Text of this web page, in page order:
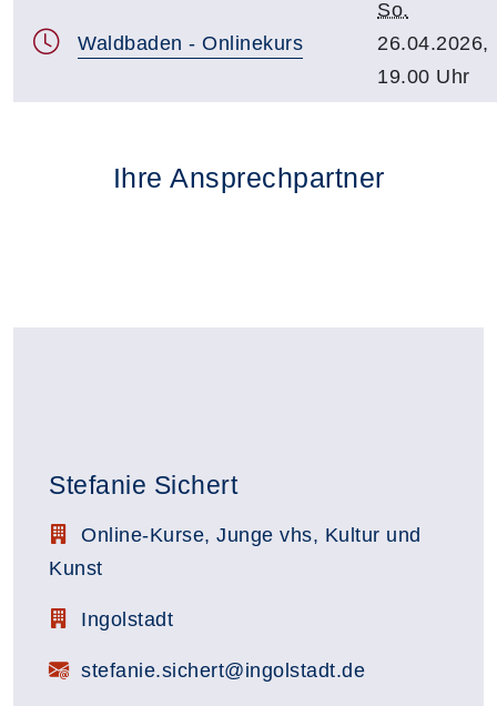
Waldbaden - Onlinekurs
So.
26.04.2026,
19.00 Uhr
Ihre Ansprechpartner
Stefanie Sichert
Stellenbezeichnung:
Online-Kurse, Junge vhs, Kultur und
Kunst
Zimmerbezeichnung:
Ingolstadt
E-Mail:stefanie.sichert@ingolstadt.de